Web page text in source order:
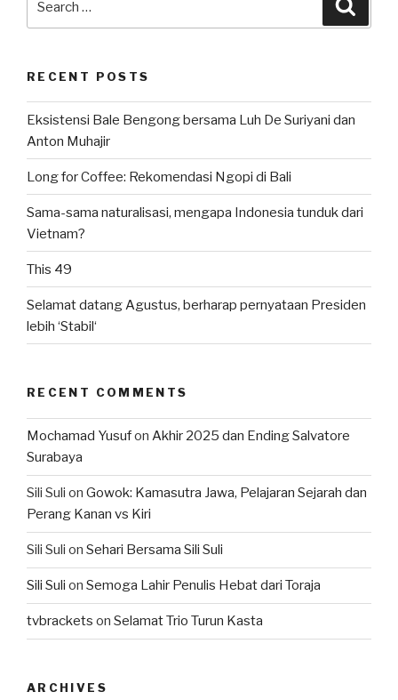
RECENT POSTS
Eksistensi Bale Bengong bersama Luh De Suriyani dan
Anton Muhajir
Long for Coffee: Rekomendasi Ngopi di Bali
Sama-sama naturalisasi, mengapa Indonesia tunduk dari
Vietnam?
This 49
Selamat datang Agustus, berharap pernyataan Presiden
lebih ‘Stabil‘
RECENT COMMENTS
Mochamad Yusufon Akhir 2025 dan Ending Salvatore
Surabaya
Sili Suli on Gowok: Kamasutra Jawa, Pelajaran Sejarah dan
Perang Kanan vs Kiri
Sili Suli on Sehari Bersama Sili Suli
Sili Suli on Semoga Lahir Penulis Hebat dari Toraja
tvbrackets on Selamat Trio Turun Kasta
ARCHIVES